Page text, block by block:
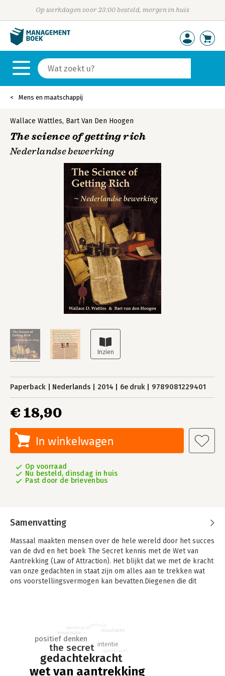
Op werkdagen voor 23:00 besteld, morgen in huis
Mens en maatschappij
Wallace Wattles, Bart Van Den Hoogen
The science of getting rich
Nederlandse bewerking
Paperback Nederlands 2014 6e druk 9789081229401
€ 18,90
In winkelwagen
Op voorraad
Nu besteld, dinsdag in huis
Past door de brievenbus
Samenvatting
Massaal maakten mensen over de hele wereld door het succes
van de dvd en het boek The Secret kennis met de Wet van
Aantrekking (Law of Attraction). Het blijkt dat we met de kracht
van onze gedachten in staat zijn om alles aan te trekken wat
ons voorstellingsvermogen kan bevatten.Diegenen die dit
D. Wattles: The Science of Getting Rich. In dat boek onthult
Wattles "het geheim", maar bovendien neemt hij de lezer bij de
hand met een heldere en praktische handleiding in het
toepassen van de Wetenschap van Aantrekking van rijkdom.
Een boek dat de tand des tijds heeft doorstaan en door de
wet van aantrekking
gedachtekracht
the secret
positief denken
intentie
denkkracht
visualisatie
denkkracht
zelfhulp
visualisatie